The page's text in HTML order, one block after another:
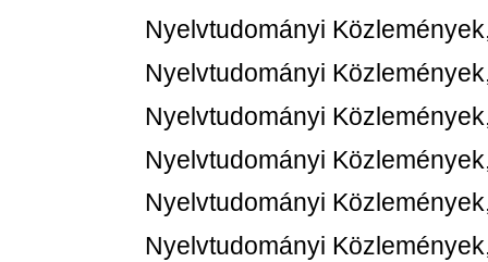
Nyelvtudományi
Nyelvtudományi
Nyelvtudományi
Nyelvtudományi
Nyelvtudományi
Nyelvtudományi